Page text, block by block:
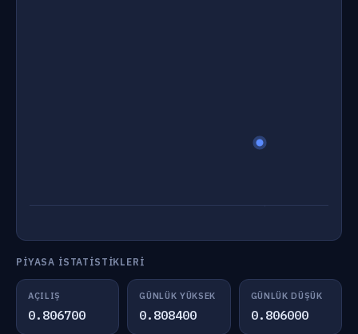
PIYASA İSTATISTIKLERI
AÇILIŞ
0.806700
GÜNLÜK YÜKSEK
0.808400
GÜNLÜK DÜŞÜK
0.806000